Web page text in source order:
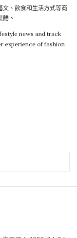
文、飲食和生活方式等商
。
news and track
experience of fashion